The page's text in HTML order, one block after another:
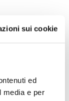
sui cookie
ed
media e per